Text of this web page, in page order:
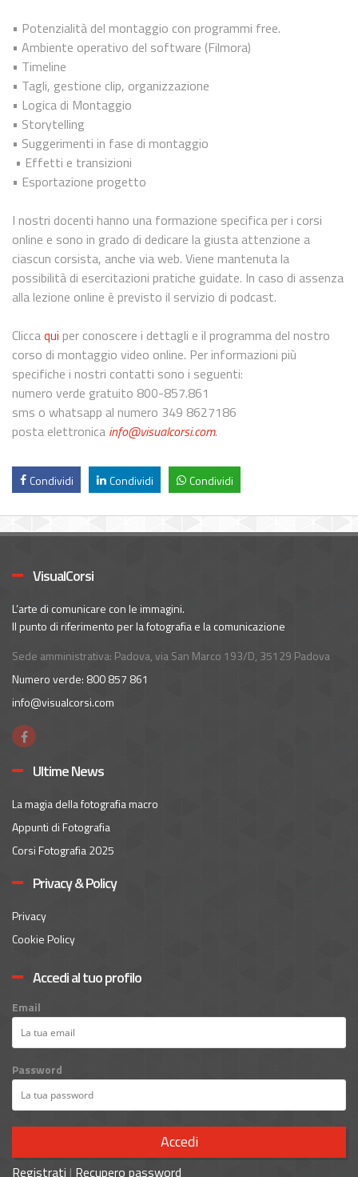
• Potenzialità del montaggio con programmi free.
• Ambiente operativo del software (Filmora)
• Timeline
• Tagli, gestione clip, organizzazione
• Logica di Montaggio
• Storytelling
• Suggerimenti in fase di montaggio
• Effetti e transizioni
• Esportazione progetto
I nostri docenti hanno una formazione specifica per i corsi
online e sono in grado di dedicare la giusta attenzione a
ciascun corsista, anche via web. Viene mantenuta la
possibilità di esercitazioni pratiche guidate. In caso di assenza
alla lezione online è previsto il servizio di podcast.
Cliccaqui per conoscere i dettagli e il programma del nostro
corso di montaggio video online. Per informazioni più
specifiche i nostri contatti sono i seguenti:
numero verde gratuito 800-857.861
sms o whatsapp al numero 349 8627186
posta elettronica info@visualcorsi.com.
Condividi Condividi Condividi
VisualCorsi
L’arte di comunicare con le immagini.
Il punto di riferimento per la fotografia e la comunicazione
Sede amministrativa: Padova, via San Marco 193/D, 35129 Padova
Numero verde: 800 857 861
info@visualcorsi.com
Ultime News
La magia della fotografia macro
Appunti di Fotografia
Corsi Fotografia 2025
Privacy & Policy
Privacy
Cookie Policy
Accedi al tuo profilo
Email
Password
Accedi
Registrati | Recupero password